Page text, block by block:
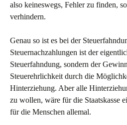
also keineswegs, Fehler zu finden,
verhindern.
Genau so ist es bei der
Steuernachzahlungen ist der
Steuerfahndung, sondern der
Steuerehrlichkeit durch die
Hinterziehung. Aber alle
zu wollen, wäre für die Staatskasse
für die Menschen allemal.